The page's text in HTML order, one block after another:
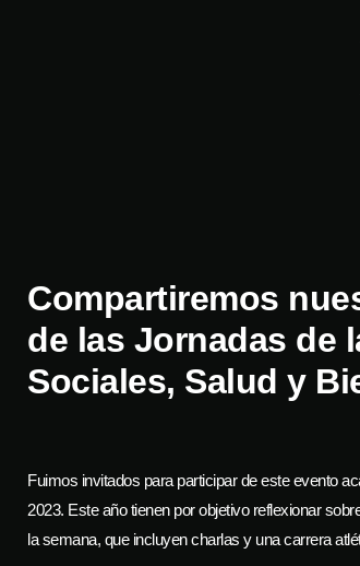
Compartiremos
de las Jornadas de
Sociales, Salud y
Fuimos invitados para participar de este evento
2023. Este año tienen por objetivo reflexionar
la semana, que incluyen charlas y una carrera